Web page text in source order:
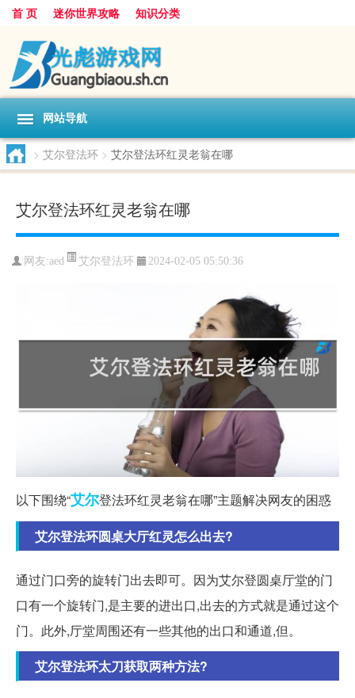
首 页 迷你世界攻略 知识分类
网站导航
> 艾尔登法环 > 艾尔登法环红灵老翁在哪
艾尔登法环红灵老翁在哪
网友:aed 艾尔登法环 2024-02-05 05:50:36
以下围绕“艾尔登法环红灵老翁在哪”主题解决网友的困惑
艾尔登法环圆桌大厅红灵怎么出去?
通过门口旁的旋转门出去即可。因为艾尔登圆桌厅堂的门
口有一个旋转门,是主要的进出口,出去的方式就是通过这个
门。此外,厅堂周围还有一些其他的出口和通道,但。
艾尔登法环太刀获取两种方法?